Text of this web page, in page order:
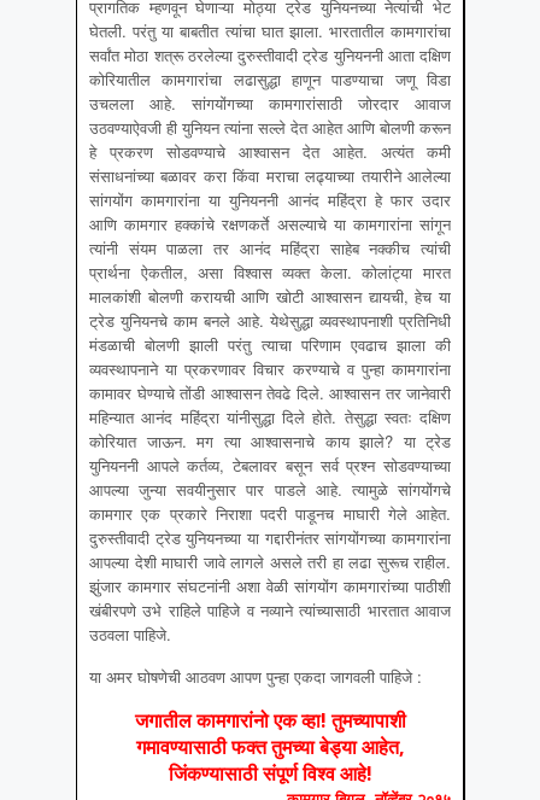
प्रागतिक म्हणवून घेणाऱ्या मोठ्या ट्रेड युनियनच्या नेत्यांची भेट
घेतली. परंतु या बाबतीत त्यांचा घात झाला. भारतातील कामगारांचा
सर्वांत मोठा शत्रू ठरलेल्या दुरुस्तीवादी ट्रेड युनियननी आता दक्षिण
कोरियातील कामगारांचा लढासुद्धा हाणून पाडण्याचा जणू विडा
उचलला आहे. सांगयोंगच्या कामगारांसाठी जोरदार आवाज
उठवण्याऐवजी ही युनियन त्यांना सल्ले देत आहेत आणि बोलणी करून
हे प्रकरण सोडवण्याचे आश्वासन देत आहेत. अत्यंत कमी
संसाधनांच्या बळावर करा किंवा मराचा लढ्याच्या तयारीने आलेल्या
सांगयोंग कामगारांना या युनियननी आनंद महिंद्रा हे फार उदार
आणि कामगार हक्कांचे रक्षणकर्ते असल्याचे या कामगारांना सांगून
त्यांनी संयम पाळला तर आनंद महिंद्रा साहेब नक्कीच त्यांची
प्रार्थना ऐकतील, असा विश्वास व्यक्त केला. कोलांट्या मारत
मालकांशी बोलणी करायची आणि खोटी आश्वासन द्यायची, हेच या
ट्रेड युनियनचे काम बनले आहे. येथेसुद्धा व्यवस्थापनाशी प्रतिनिधी
मंडळाची बोलणी झाली परंतु त्याचा परिणाम एवढाच झाला की
व्यवस्थापनाने या प्रकरणावर विचार करण्याचे व पुन्हा कामगारांना
कामावर घेण्याचे तोंडी आश्वासन तेवढे दिले. आश्वासन तर जानेवारी
महिन्यात आनंद महिंद्रा यांनीसुद्धा दिले होते. तेसुद्धा स्वतः दक्षिण
कोरियात जाऊन. मग त्या आश्वासनाचे काय झाले? या ट्रेड
युनियननी आपले कर्तव्य, टेबलावर बसून सर्व प्रश्न सोडवण्याच्या
आपल्या जुन्या सवयीनुसार पार पाडले आहे. त्यामुळे सांगयोंगचे
कामगार एक प्रकारे निराशा पदरी पाडूनच माघारी गेले आहेत.
दुरुस्तीवादी ट्रेड युनियनच्या या गद्दारीनंतर सांगयोंगच्या कामगारांना
आपल्या देशी माघारी जावे लागले असले तरी हा लढा सुरूच राहील.
झुंजार कामगार संघटनांनी अशा वेळी सांगयोंग कामगारांच्या पाठीशी
खंबीरपणे उभे राहिले पाहिजे व नव्याने त्यांच्यासाठी भारतात आवाज
उठवला पाहिजे.
या अमर घोषणेची आठवण आपण पुन्हा एकदा जागवली पाहिजे :
जगातील कामगारांनो एक व्हा! तुमच्यापाशी
गमावण्यासाठी फक्त तुमच्या बेड्या आहेत,
जिंकण्यासाठी संपूर्ण विश्व आहे!